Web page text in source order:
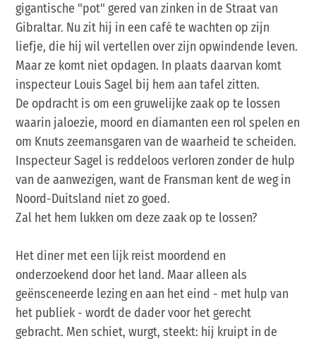
gigantische "pot" gered van zinken in de Straat van
Gibraltar. Nu zit hij in een café te wachten op zijn
liefje, die hij wil vertellen over zijn opwindende leven.
Maar ze komt niet opdagen. In plaats daarvan komt
inspecteur Louis Sagel bij hem aan tafel zitten.
De opdracht is om een gruwelijke zaak op te lossen
waarin jaloezie, moord en diamanten een rol spelen en
om Knuts zeemansgaren van de waarheid te scheiden.
Inspecteur Sagel is reddeloos verloren zonder de hulp
van de aanwezigen, want de Fransman kent de weg in
Noord-Duitsland niet zo goed.
Zal het hem lukken om deze zaak op te lossen?
Het diner met een lijk reist moordend en
onderzoekend door het land. Maar alleen als
geënsceneerde lezing en aan het eind - met hulp van
het publiek - wordt de dader voor het gerecht
gebracht. Men schiet, wurgt, steekt: hij kruipt in de